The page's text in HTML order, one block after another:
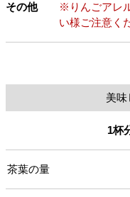
その他
※りんごアレ
い様ご注意く
美味
1杯
茶葉の量